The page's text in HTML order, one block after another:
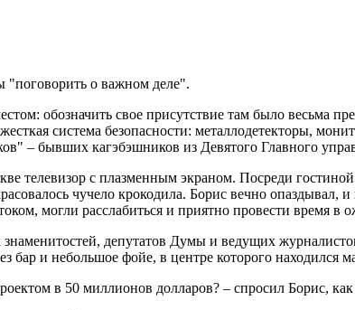
о важном деле".
обозначить свое присутствие там было весьма
система безопасности: металлодетекторы,
– бывших кагэбэшников из Девятого Главного
телевизор с плазменным экраном. Посреди
чучело крокодила. Борис вечно опаздывал,
могли расслабиться и приятно провести время в
депутатов Думы и ведущих
бар и небольшое фойе, в центре которого находился
в 50 миллионов долларов? – спросил Борис, как